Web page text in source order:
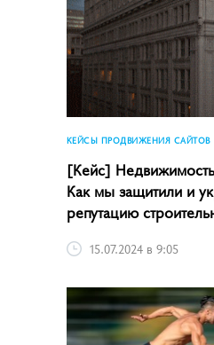
КЕЙСЫ ПРОДВИЖЕНИЯ САЙТОВ
[Кейс] Недвижимость
Как мы защитили и
репутацию
15.07.2024 в 9:05